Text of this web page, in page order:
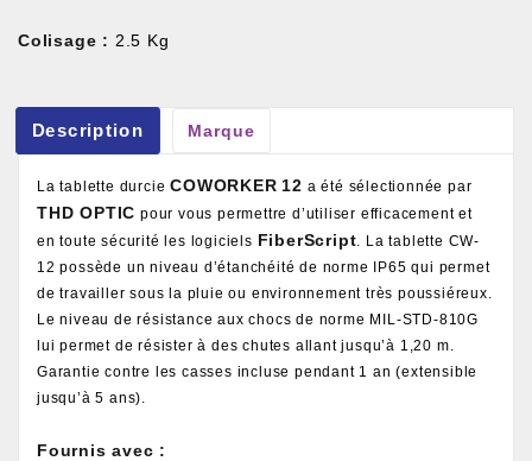
Colisage : 2.5 Kg
Description Marque
La tablette durcieCOWORKER 12 a été sélectionnée par
THD OPTIC pour vous permettre d’utiliser efficacement et
en toute sécurité les logiciels FiberScript. La tablette CW-
12 possède un niveau d’étanchéité de norme IP65 qui permet
de travailler sous la pluie ou environnement très poussiéreux.
Le niveau de résistance aux chocs de norme MIL-STD-810G
lui permet de résister à des chutes allant jusqu’à 1,20 m.
Garantie contre les casses incluse pendant 1 an (extensible
jusqu’à 5 ans).
Fournis avec :